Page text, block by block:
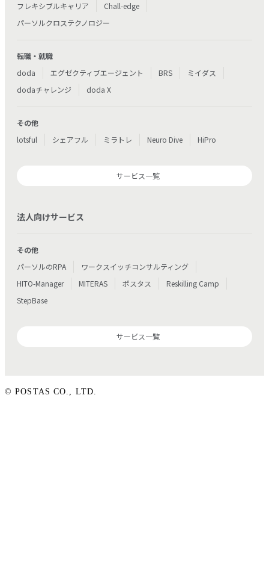
フレキシブルキャリア
Chall-edge
パーソルクロステクノロジー
転職・就職
doda
エグゼクティブエージェント BRS
ミイダス
dodaチャレンジ
doda X
その他
lotsful
シェアフル ミラトレ Neuro Dive HiPro
サービス一覧
法人向けサービス
その他
パーソルのRPA
ワークスイッチコンサルティング
HITO-Manager
MITERAS ポスタス
Reskilling Camp
StepBase
サービス一覧
© POSTAS CO., LTD.